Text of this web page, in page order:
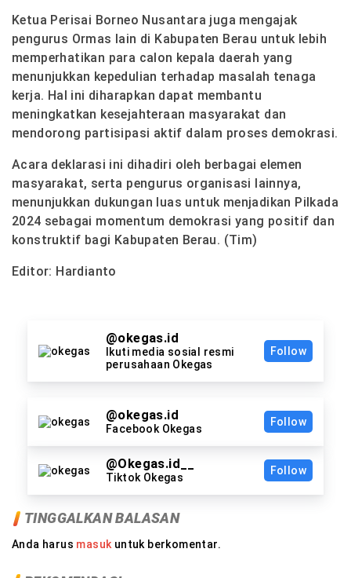
Ketua Perisai Borneo Nusantara juga mengajak
pengurus Ormas lain di Kabupaten Berau untuk lebih
memperhatikan para calon kepala daerah yang
menunjukkan kepedulian terhadap masalah tenaga
kerja. Hal ini diharapkan dapat membantu
meningkatkan kesejahteraan masyarakat dan
mendorong partisipasi aktif dalam proses demokrasi.
Acara deklarasi ini dihadiri oleh berbagai elemen
masyarakat, serta pengurus organisasi lainnya,
menunjukkan dukungan luas untuk menjadikan Pilkada
2024 sebagai momentum demokrasi yang positif dan
konstruktif bagi Kabupaten Berau. (Tim)
Editor: Hardianto
@okegas.id
Ikuti media sosial resmi
perusahaan Okegas
Follow
@okegas.id
Facebook Okegas
Follow
@Okegas.id__
Tiktok Okegas
Follow
TINGGALKAN BALASAN
Anda harus masukuntuk berkomentar.